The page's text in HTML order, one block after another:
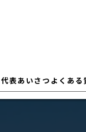
代表あいさつ よくある